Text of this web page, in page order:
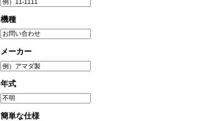
機種
メーカー
年式
簡単な仕様